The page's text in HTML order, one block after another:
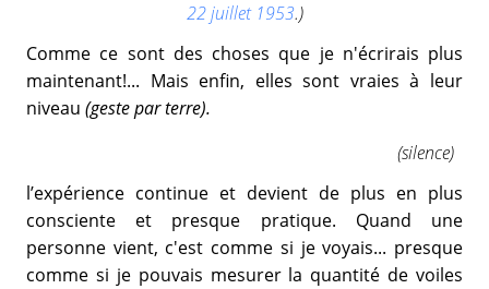
22 juillet 1953.)
Comme ce sont des choses que je n'écrirais plus
maintenant!... Mais enfin, elles sont vraies à leur
niveau (geste par terre).
(silence)
l’expérience continue et devient de plus en plus
consciente et presque pratique. Quand une
personne vient, c'est comme si je voyais... presque
comme si je pouvais mesurer la quantité de voiles